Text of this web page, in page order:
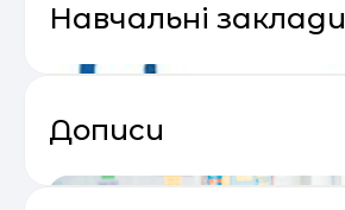
Навчальні заклади
Дописи